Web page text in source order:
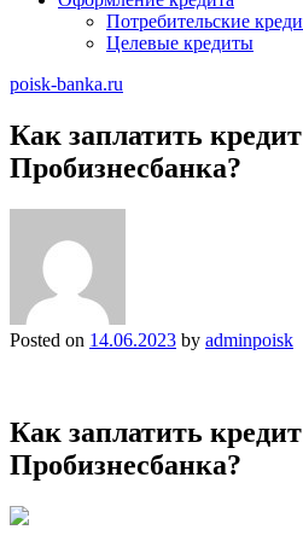
Потребительские
Целевые кредиты
poisk-banka.ru
Как заплатить кредит
Пробизнесбанка?
Posted on 14.06.2023 by adminpoisk
Как заплатить кредит
Пробизнесбанка?